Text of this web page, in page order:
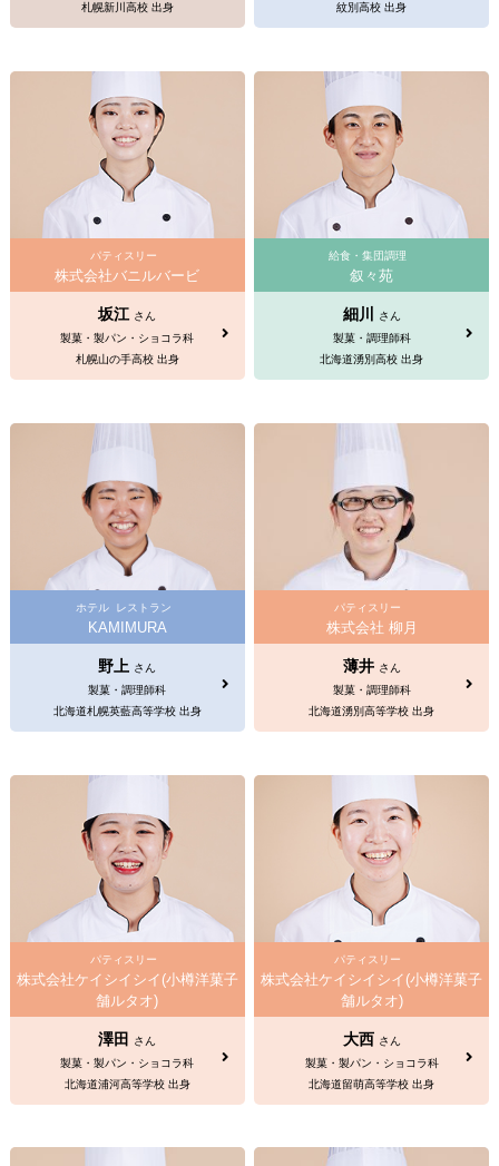
札幌新川高校 出身
紋別高校 出身
パティスリー
株式会社バニルバービ
坂江 さん
製菓・製パン・ショコラ科
札幌山の手高校 出身
給食・集団調理
叙々苑
細川
さん
製菓・調理師科
北海道湧別高校 出身
ホテル レストラン
KAMIMURA
野上 さん
製菓・調理師科
北海道札幌英藍高等学校 出身
パティスリー
株式会社 柳月
薄井 さん
製菓・調理師科
北海道湧別高等学校 出身
パティスリー
株式会社ケイシイシイ(小樽洋菓子
舗ルタオ)
澤田
さん
製菓・製パン・ショコラ科
北海道浦河高等学校 出身
パティスリー
株式会社ケイシイシイ(小樽洋菓子
舗ルタオ)
大西 さん
製菓・製パン・ショコラ科
北海道留萌高等学校 出身